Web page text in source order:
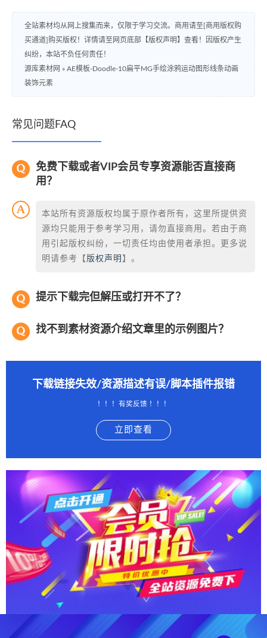
全站素材均从网上搜集而来，仅限于学习交流。商用请至[商用版权购
买通道]购买版权！详情请至网页底部【版权声明】查看！因版权产生
纠纷，本站不负任何责任！
源库素材网 » AE模板-Doodle-10扁平MG手绘涂鸦运动图形线条动画
装饰元素
常见问题FAQ
免费下载或者VIP会员专享资源能否直接商
用？
本站所有资源版权均属于原作者所有，这里所提供资
源均只能用于参考学习用，请勿直接商用。若由于商
用引起版权纠纷，一切责任均由使用者承担。更多说
明请参考【 版权声明 】。
提示下载完但解压或打开不了？
找不到素材资源介绍文章里的示例图片？
下载链接失效/资源描述有误/脚本插件报错
！！！有奖反馈 ！！！
立即查看